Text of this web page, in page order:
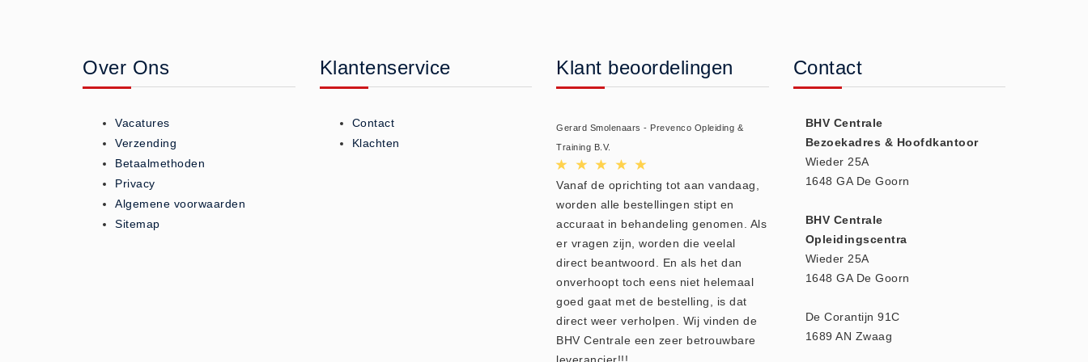
Koud - Warm kompressen (3)
Overige (1)
Teken - Beten sets (5)
Vitamines en mineralen (0)
Eerste Hulp Paneel
Eerste Hulp Paneel (0)
Over Ons
Vacatures
Verzending
Betaalmethoden
Privacy
Algemene voorwaarden
Sitemap
Klantenservice
Contact
Klachten
Klant beoordelingen
Gerard Smolenaars - Prevenco Opleiding &
Training B.V.
Vanaf de oprichting tot aan vandaag,
worden alle bestellingen stipt en
accuraat in behandeling genomen. Als
er vragen zijn, worden die veelal
direct beantwoord. En als het dan
onverhoopt toch eens niet helemaal
goed gaat met de bestelling, is dat
direct weer verholpen. Wij vinden de
BHV Centrale een zeer betrouwbare
Contact
BHV Centrale
Bezoekadres & Hoofdkantoor
Wieder 25A
1648 GA De Goorn
BHV Centrale
Opleidingscentra
Wieder 25A
1648 GA De Goorn
De Corantijn 91C
1689 AN Zwaag